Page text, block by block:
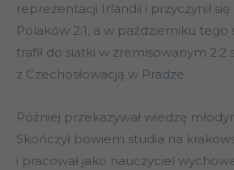
reprezentacji Irlandii i przyczynił
Polaków 2:1, a w październiku
trafił do siatki w zremisowanym 2:2
z Czechosłowacją w Pradze.
Później przekazywał wiedzę
Skończył bowiem studia na
i pracował jako nauczyciel